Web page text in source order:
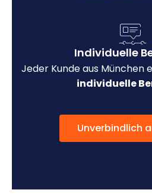
Individuelle
Jeder Kunde aus München
individuelle
Unverbindlich